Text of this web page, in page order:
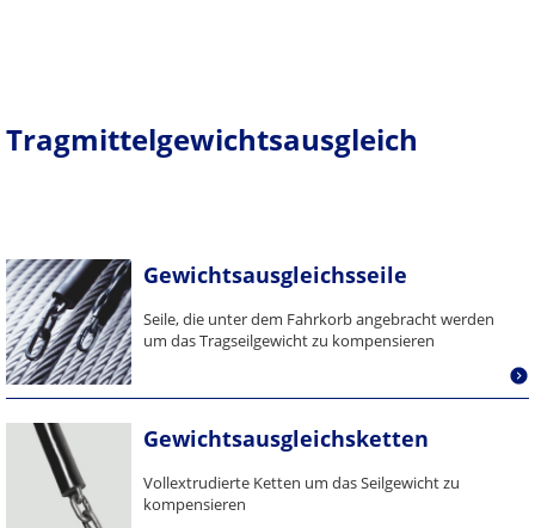
Tragmittelgewichtsausgleich
Gewichtsausgleichsseile
Seile, die unter dem Fahrkorb angebracht werden
um das Tragseilgewicht zu kompensieren
Gewichtsausgleichsketten
Vollextrudierte Ketten um das Seilgewicht zu
kompensieren